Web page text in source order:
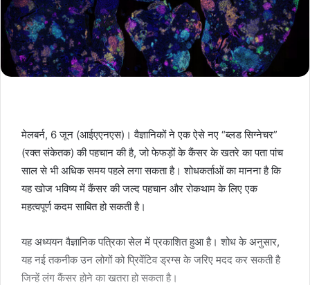
मेलबर्न, 6 जून (आईएएनएस)। वैज्ञानिकों ने एक ऐसे नए “ब्लड सिग्नेचर”
(रक्त संकेतक) की पहचान की है, जो फेफड़ों के कैंसर के खतरे का पता पांच
साल से भी अधिक समय पहले लगा सकता है। शोधकर्ताओं का मानना है कि
यह खोज भविष्य में कैंसर की जल्द पहचान और रोकथाम के लिए एक
महत्वपूर्ण कदम साबित हो सकती है।
यह अध्ययन वैज्ञानिक पत्रिका सेल में प्रकाशित हुआ है। शोध के अनुसार,
यह नई तकनीक उन लोगों को प्रिवेंटिव ड्रग्स के जरिए मदद कर सकती है
जिन्हें लंग कैंसर होने का खतरा हो सकता है।